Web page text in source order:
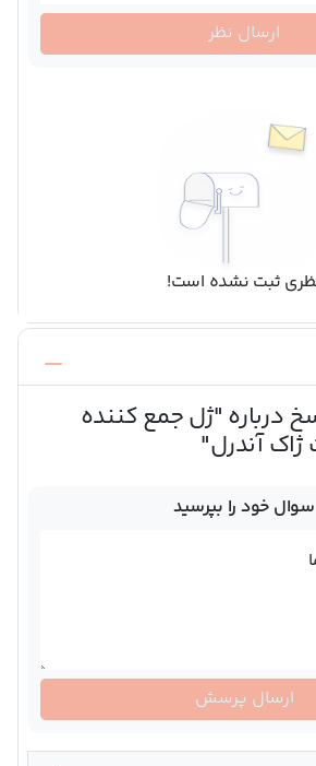
ارسال نظر
ثبت نشده است!
درباره "ژل جمع کننده
ژاک آندرل"
سوال خود را بپرسید
ارسال پرسش